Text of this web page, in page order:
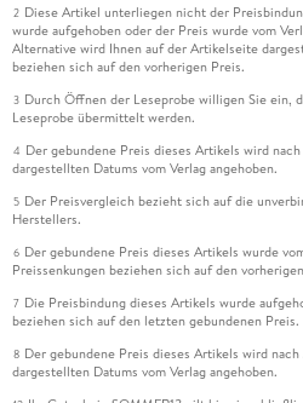
2 Diese Artikel unterliegen nicht der
wurde aufgehoben oder der Preis wurde vom
Alternative wird Ihnen auf der Artikelseite
beziehen sich auf den vorherigen Preis.
3 Durch Öffnen der Leseprobe willigen Sie ein,
Leseprobe übermittelt werden.
4 Der gebundene Preis dieses Artikels wird
dargestellten Datums vom Verlag angehoben.
5 Der Preisvergleich bezieht sich auf die
Herstellers.
6 Der gebundene Preis dieses Artikels wurde
Preissenkungen beziehen sich auf den
7 Die Preisbindung dieses Artikels wurde
beziehen sich auf den letzten gebundenen Preis.
8 Der gebundene Preis dieses Artikels wird
dargestellten Datums vom Verlag angehoben.